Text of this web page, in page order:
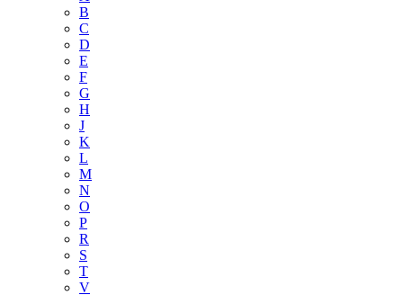
B
C
D
E
F
G
H
J
K
L
M
N
O
P
R
S
T
V